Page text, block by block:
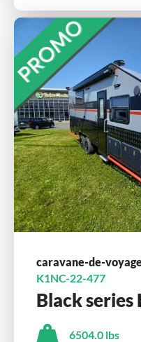
caravane-de-
K1NC-22-477
Black series
6504.0 lbs